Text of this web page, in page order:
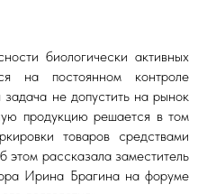
биологически активных
на постоянном контроле
не допустить на рынок
продукцию решается в том
товаров средствами
этом рассказала заместитель
Ирина Брагина на форуме